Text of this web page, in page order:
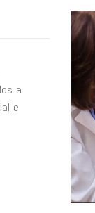
a
e